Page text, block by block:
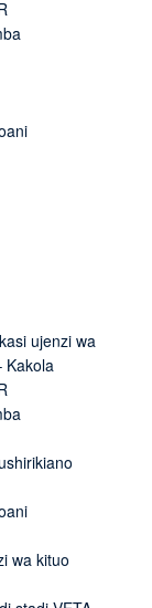
ujenzi wa
Kakola
wa kituo